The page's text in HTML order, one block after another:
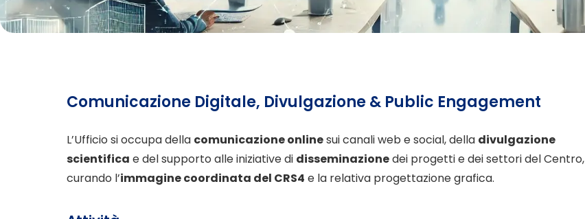
Comunicazione Digitale, Divulgazione & Public Engagement
L’Ufficio si occupa della comunicazione onlinesui canali web e social, della divulgazione
scientifica e del supporto alle iniziative di disseminazionedei progetti e dei settori del Centro,
curando l’immagine coordinata del CRS4 e la relativa progettazione grafica.